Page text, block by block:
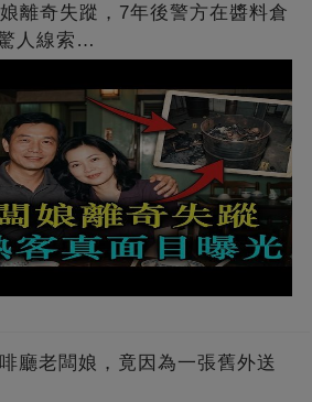
離奇失蹤，7年後警方在醬料倉
人線索…
廳老闆娘，竟因為一張舊外送